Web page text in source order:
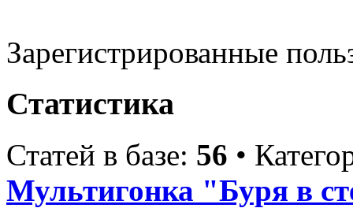
Зарегистрированные
Статистика
Статей в базе: 56 •
Мультигонка "Буря в